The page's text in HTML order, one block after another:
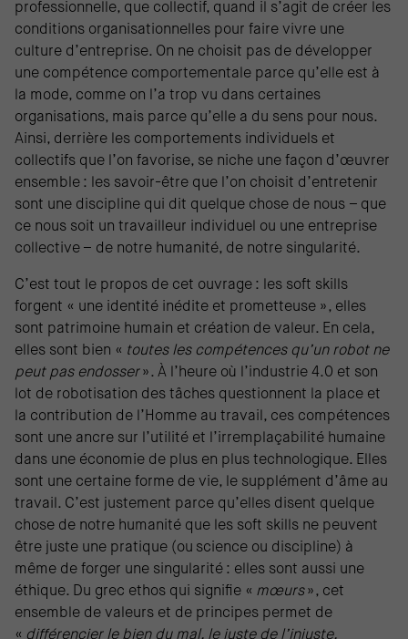
professionnelle, que collectif, quand il s’agit de créer les
conditions organisationnelles pour faire vivre une
culture d’entreprise. On ne choisit pas de développer
une compétence comportementale parce qu’elle est à
la mode, comme on l’a trop vu dans certaines
organisations, mais parce qu’elle a du sens pour nous.
Ainsi, derrière les comportements individuels et
collectifs que l’on favorise, se niche une façon d’œuvrer
ensemble : les savoir-être que l’on choisit d’entretenir
sont une discipline qui dit quelque chose de nous – que
ce nous soit un travailleur individuel ou une entreprise
collective – de notre humanité, de notre singularité.
C’est tout le propos de cet ouvrage : les soft skills
forgent « une identité inédite et prometteuse », elles
sont patrimoine humain et création de valeur. En cela,
elles sont bien « toutes les compétences qu’un robot ne
peut pas endosser». À l’heure où l’industrie 4.0 et son
lot de robotisation des tâches questionnent la place et
la contribution de l’Homme au travail, ces compétences
sont une ancre sur l’utilité et l’irremplaçabilité humaine
dans une économie de plus en plus technologique. Elles
sont une certaine forme de vie, le supplément d’âme au
travail. C’est justement parce qu’elles disent quelque
chose de notre humanité que les soft skills ne peuvent
être juste une pratique (ou science ou discipline) à
même de forger une singularité : elles sont aussi une
éthique. Du grec ethos qui signifie « mœurs», cet
ensemble de valeurs et de principes permet de
« différencier le bien du mal, le juste de l’injuste,